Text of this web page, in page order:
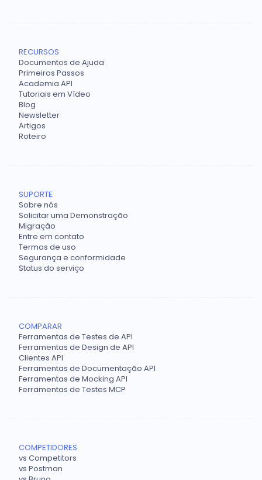
RECURSOS
Documentos de Ajuda
Primeiros Passos
Academia API
Tutoriais em Vídeo
Blog
Newsletter
Artigos
Roteiro
SUPORTE
Sobre nós
Solicitar uma Demonstração
Migração
Entre em contato
Termos de uso
Segurança e conformidade
Status do serviço
COMPARAR
Ferramentas de Testes de API
Ferramentas de Design de API
Clientes API
Ferramentas de Documentação API
Ferramentas de Mocking API
Ferramentas de Testes MCP
COMPETIDORES
vs Competitors
vs Postman